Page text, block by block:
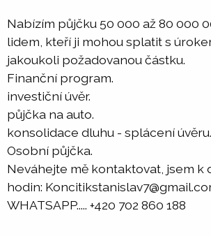
Nabízím půjčku 50 000 až 80 000
lidem, kteří ji mohou splatit s
jakoukoli požadovanou částku.
Finanční program.
investiční úvěr.
půjčka na auto.
konsolidace dluhu - splácení úvěru.
Osobní půjčka.
Neváhejte mě kontaktovat, jsem k
hodin:
WHATSAPP..... +420 702 860 188